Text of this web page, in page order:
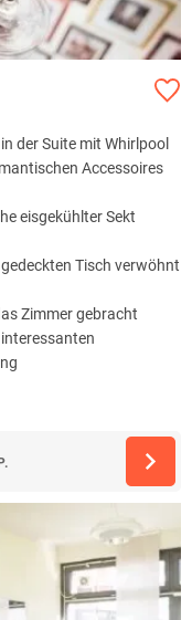
der Suite mit Whirlpool
Accessoires
eisgekühlter Sekt
Tisch verwöhnt
Zimmer gebracht